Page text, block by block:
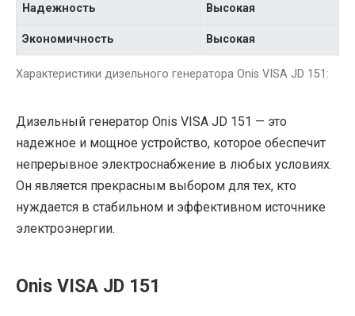
Характеристики дизельного генератора Onis VISA JD 151:
Надежность Высокая
Экономичность Высокая
Дизельный генератор Onis VISA JD 151 — это
надежное и мощное устройство, которое обеспечит
непрерывное электроснабжение в любых условиях.
Он является прекрасным выбором для тех, кто
нуждается в стабильном и эффективном источнике
электроэнергии.
Onis VISA JD 151